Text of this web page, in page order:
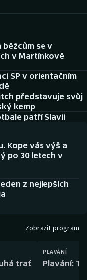
běžcům se v
v Martínkově
SP v orientačním
představuje svůj
kemp
patří Slavii
Kope vás výš a
po 30 letech v
z nejlepších
Zobrazit program
trať
PLAVÁNÍ
Plavání: